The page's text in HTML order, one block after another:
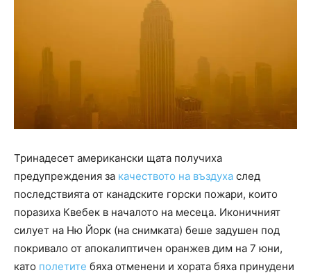
Тринадесет американски щата получиха
предупреждения за качеството на въздуха след
последствията от канадските горски пожари, които
поразиха Квебек в началото на месеца. Иконичният
силует на Ню Йорк (на снимката) беше задушен под
покривало от апокалиптичен оранжев дим на 7 юни,
като полетите бяха отменени и хората бяха принудени